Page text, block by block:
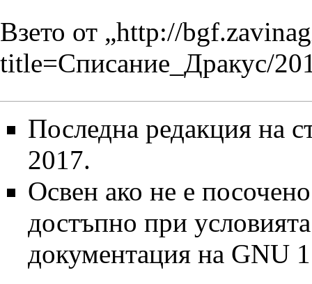
Взето от „http://
title=Списание_Дракус/
Последна редакция на
2017.
Освен ако не е
достъпно при
документация на GNU